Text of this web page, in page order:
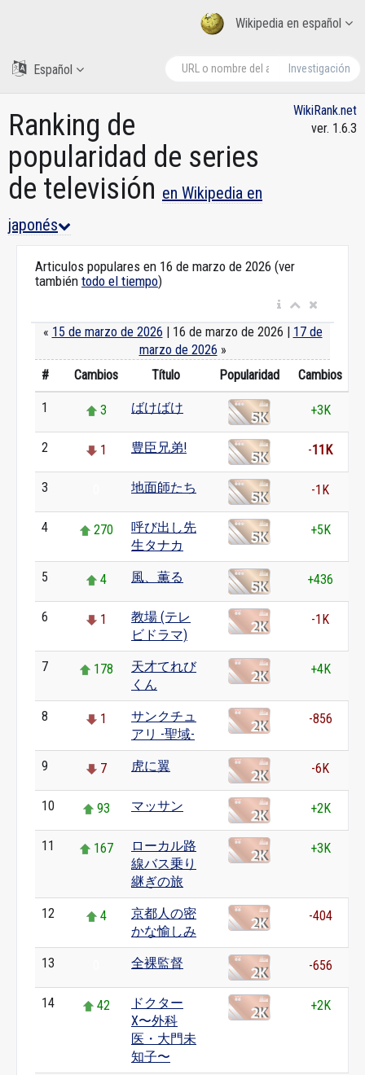
Wikipedia en español
Investigación
Español
Ranking de
popularidad de series
de televisión en Wikipedia en
japonés
WikiRank.net
ver. 1.6.3
Articulos populares en 16 de marzo de 2026 (ver
también todo el tiempo)
« 15 de marzo de 2026 | 16 de marzo de 2026 | 17 de
marzo de 2026 »
#
Cambios Título Popularidad Cambios
1 3 ばけばけ +3K
2 1 豊臣兄弟! -11K
3 地面師たち -1K
4 270
呼び出し先
生タナカ
+5K
5 4 風、薫る +436
6 1
教場 (テレ
ビドラマ)
-1K
7 178
天才てれび
くん
+4K
8 1
サンクチュ
アリ -聖域-
-856
9 7 虎に翼 -6K
10 93 マッサン +2K
11 167
ローカル路
線バス乗り
継ぎの旅
+3K
12 4
京都人の密
かな愉しみ
-404
13 全裸監督 -656
14 42
ドクター
X〜外科
医・大門未
知子〜
+2K